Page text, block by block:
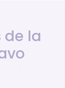
de la